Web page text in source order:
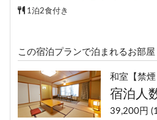
1泊2食付き
この宿泊プランで泊まれるお部屋
和室【禁煙
宿泊人
39,200円